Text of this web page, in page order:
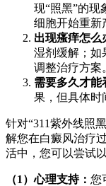
现“照黑”的现
细胞开始重新
出现瘙痒怎么
湿剂缓解；如
调整治疗方案
需要多久才能
果，但具体时
针对“311紫外线照
解您在白癜风治疗
活中，您可以尝试
（1）心理支持： 您